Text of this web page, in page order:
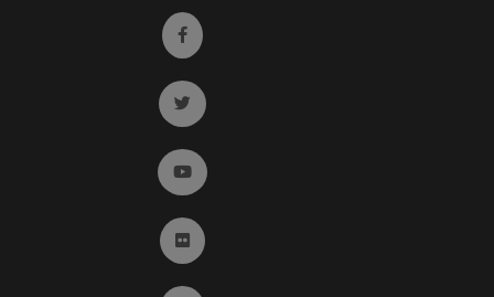
Ir a facebook (abre en ventana nueva)
Ir a twitter (abre en ventana nueva)
Ir a YouTube (abre en ventana nueva)
Ir a Flickr (abre en ventana nueva)